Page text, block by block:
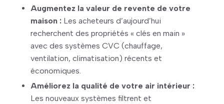
Augmentez la valeur de revente de votre
maison : Les acheteurs d’aujourd’hui
recherchent des propriétés « clés en main »
avec des systèmes CVC (chauffage,
ventilation, climatisation) récents et
économiques.
Améliorez la qualité de votre air intérieur :
Les nouveaux systèmes filtrent et